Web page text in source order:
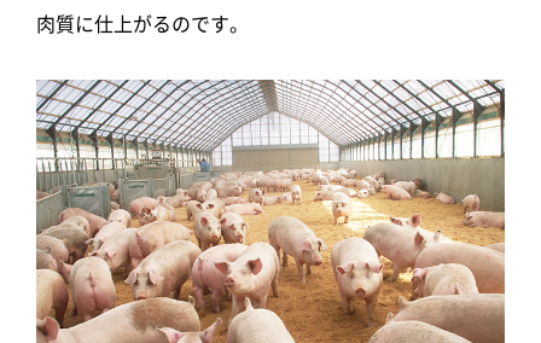
肉質に仕上がるのです。